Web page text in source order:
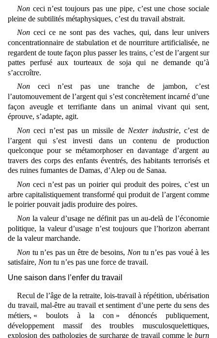
Nonceci n’est toujours pas une pipe, c’est une chose sociale
pleine de subtilités métaphysiques, c’est du travail abstrait.
Non ceci ce ne sont pas des vaches, qui, dans leur univers
concentrationnaire de stabulation et de nourriture artificialisée, ne
regardent de toute façon plus passer les trains, c’est de l’argent sur
pattes perfusé aux tourteaux de soja qui ne demande qu’à
s’accroître.
Nonceci n’est pas une tranche de jambon, c’est
l’automouvement de l’argent qui s’est concrètement incarné d’une
façon aveugle et terrifiante dans un animal vivant qui sent,
éprouve, s’adapte, agit.
Nonceci n’est pas un missile de Nexter industrie, c’est de
l’argent qui s’est investi dans un contenu de production
quelconque pour se métamorphoser en davantage d’argent au
travers des corps des enfants éventrés, des habitants terrorisés et
des ruines fumantes de Damas, d’Alep ou de Sanaa.
Nonceci n’est pas un poirier qui produit des poires, c’est un
arbre capitalistiquement transformé qui produit de l’argent comme
le poirier pouvait jadis produire des poires.
Nonla valeur d’usage ne définit pas un au-delà de l’économie
politique, la valeur d’usage n’est toujours que l’horizon aberrant
de la valeur marchande.
Nontu n’es pas un être de besoins, Non tu n’es pas voué à les
satisfaire, Non tu n’es pas une force de travail.
Une saison dans l’enfer du travail
Recul de l’âge de la retraite, lois-travail à répétition, ubérisation
du travail, mal-être au travail et sentiment d’une perte du sens des
métiers, « boulots à la con »dénoncés publiquement,
développement massif des troubles musculosquelettiques,
explosion des pathologies de surcharge de travail comme le burn